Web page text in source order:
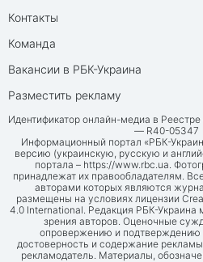
Контакты
Команда
Вакансии в РБК-Украина
Разместить рекламу
Идентификатор онлайн-медиа в
— R40-05347
Информационный портал «РБК-
версию (украинскую, русскую и
портала – https://www.rbc.ua.
принадлежат их правообладателям.
авторами которых являются
размещены на условиях лицензии
4.0 International. Редакция РБК-Украина
зрения авторов. Оценочные
опровержению и подтверждению
достоверность и содержание
рекламодатель. Материалы,